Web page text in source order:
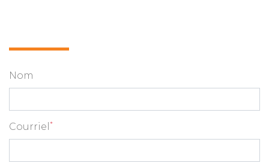
Nom
Courriel *